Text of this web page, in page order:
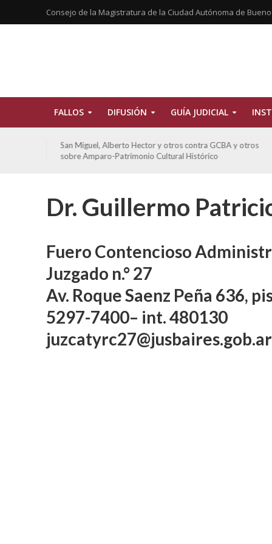
Consejo de la Magistratura de la Ciudad Autónoma de
FALLOS DIFUSIÓN GUÍA JUDICIAL
San Miguel, Alberto Hector y otros contra GCBA y otros
sobre Amparo-Patrimonio Cultural Histórico
Dr. Guillermo
Fuero Contencioso
Juzgado n.° 27
Av. Roque Saenz Peña 636,
5297-7400– int. 480130
juzcatyrc27@jusbaires.gob.ar
El CFJ